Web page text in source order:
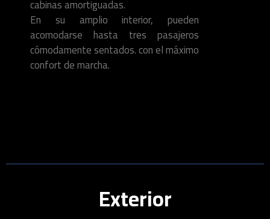
cabinas amortiguadas.
En su amplio interior, pueden
acomodarse hasta tres pasajeros
cómodamente sentados. con el máximo
confort de marcha.
Exterior